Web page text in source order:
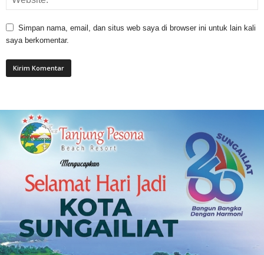
Simpan nama, email, dan situs web saya di browser ini untuk lain kali
saya berkomentar.